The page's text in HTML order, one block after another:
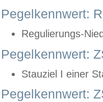
Pegelkennwert:
Regulierungs-
Pegelkennwert:
Stauziel I einer
Pegelkennwert: